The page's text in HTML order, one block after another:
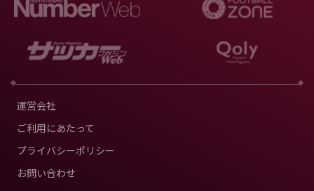
運営会社
ご利用にあたって
プライバシーポリシー
お問い合わせ